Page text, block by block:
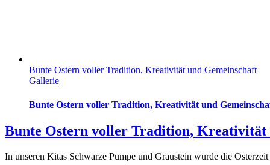
Bunte Ostern voller Tradition, Kreativität und Gemeinschaft
Gallerie
Bunte Ostern voller Tradition, Kreativität und
Bunte Ostern voller Tradition, Kreativität
In unseren Kitas Schwarze Pumpe und Graustein wurde die